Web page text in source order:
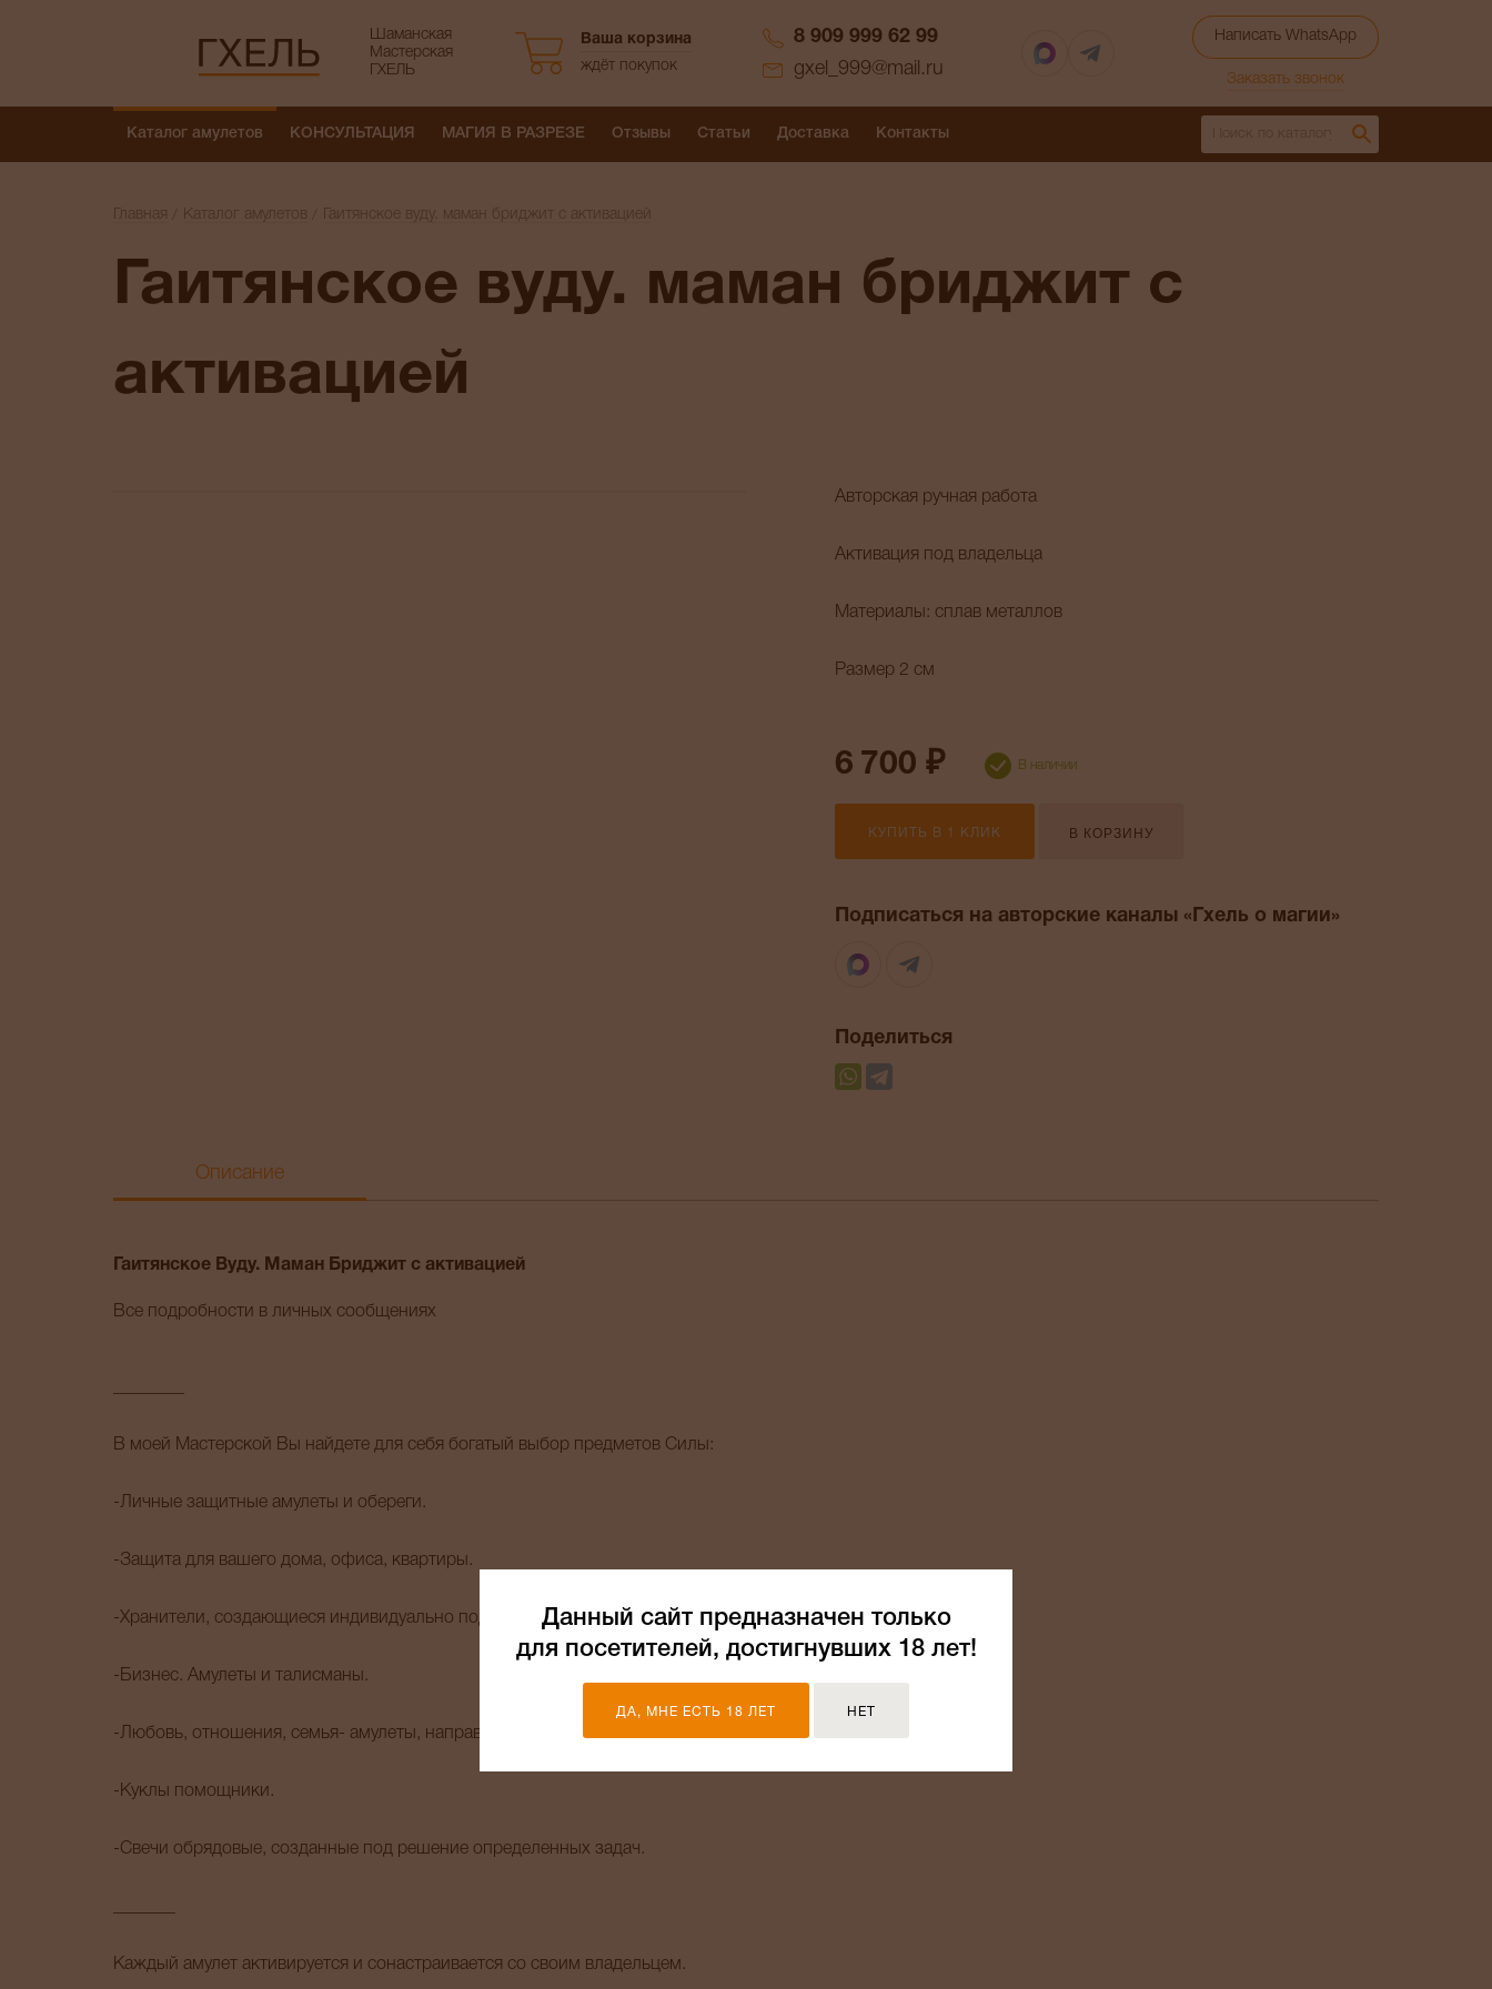
Шаманская
Мастерская
ГХЕЛЬ
Ваша корзина
ждёт покупок
8 909 999 62 99
gxel_999@mail.ru
Написать WhatsApp
Заказать звонок
Каталог амулетов КОНСУЛЬТАЦИЯ МАГИЯ В РАЗРЕЗЕ Отзывы Статьи Доставка Контакты
Главная Каталог амулетов Гаитянское вуду. маман бриджит с активацией
активацией
Авторская ручная работа
Активация под владельца
Материалы: сплав металлов
Размер 2 см
6 700 ₽ В наличии
КУПИТЬ В 1 КЛИК В КОРЗИНУ
Подписаться на авторские каналы «Гхель о магии»
Max
Поделиться
Описание
Гаитянское Вуду. Маман Бриджит с активацией
Все подробности в личных сообщениях
В моей Мастерской Вы найдете для себя богатый выбор предметов Силы:
-Личные защитные амулеты и обереги.
-Защита для вашего дома, офиса, квартиры.
-Хранители, создающиеся индивидуально под заказ.
-Бизнес. Амулеты и талисманы.
-Любовь, отношения, семья- амулеты, направленные на эти области жизни человека.
-Куклы помощники.
-Свечи обрядовые, созданные под решение определенных задач.
Каждый амулет активируется и сонастраивается со своим владельцем.
Данный сайт предназначен только
для посетителей, достигнувших 18 лет!
ДА, МНЕ ЕСТЬ 18 ЛЕТ НЕТ